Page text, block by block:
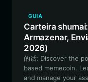
GUIA
Carteira
Armazenar,
2026)
的话: Discover the potential of shumai, the viral Solana-
based memecoin.
and manage your